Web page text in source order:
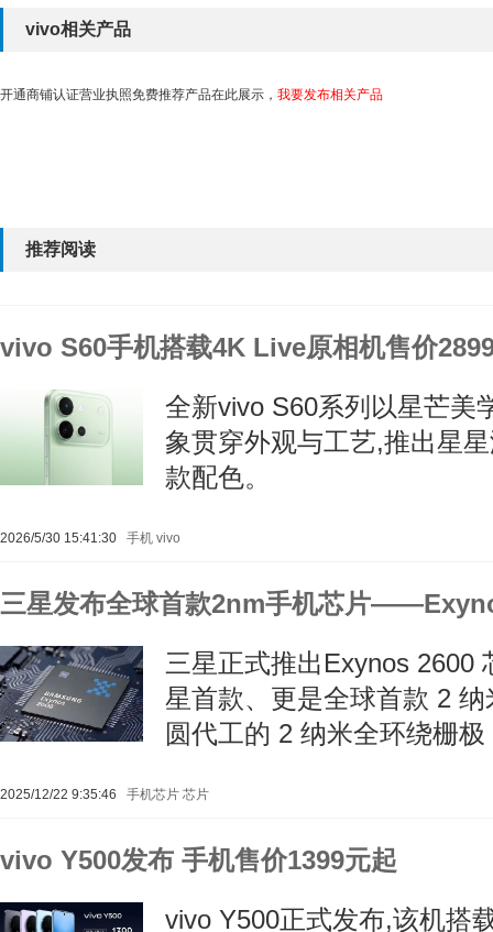
vivo相关产品
开通商铺认证营业执照免费推荐产品在此展示， 我要发布相关产品
推荐阅读
vivo S60手机搭载4K Live原相机售价
全新vivo S60系列以星芒美
象贯穿外观与工艺,推出星
款配色。
2026/5/30 15:41:30 手机 vivo
三星发布全球首款2nm手机芯片
三星正式推出Exynos 2600
星首款、更是全球首款 2
圆代工的 2 纳米全环绕栅
2025/12/22 9:35:46 手机芯片 芯片
vivo Y500发布 手机售价1399元起
vivo Y500正式发布,该机搭